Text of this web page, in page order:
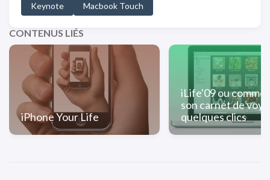
Keynote
Macbook Touch
CONTENUS LIÉS
iPhone Your Life
iLife'09 ou
son carnet de
quelques clics